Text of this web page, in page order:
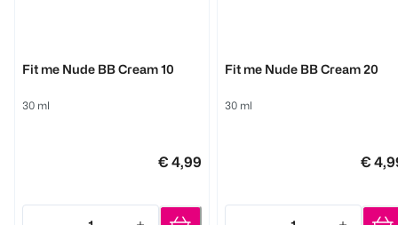
Fit me Nude BB Cream 10
30 ml
€ 4,99
Fit me Nude BB Cream 20
30 ml
€